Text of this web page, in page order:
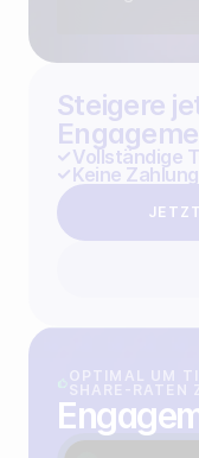
Steigere
Vollständige
Keine
OPTIMAL UM
SHARE-RATEN